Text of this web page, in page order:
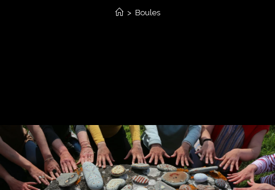
> Boules